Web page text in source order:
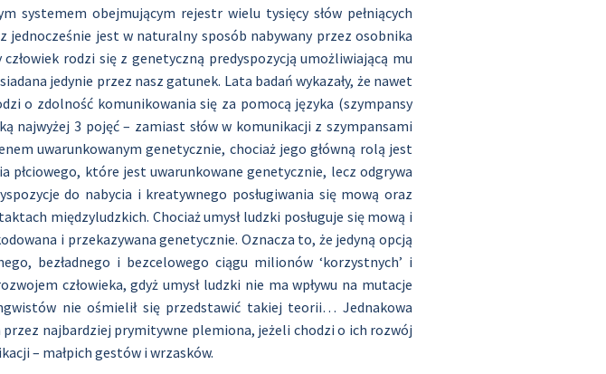
systemem obejmującym rejestr wielu tysięcy słów pełniących
jest w naturalny sposób nabywany przez osobnika
rodzi się z genetyczną predyspozycją umożliwiającą mu
jedynie przez nasz gatunek. Lata badań wykazały, że nawet
o zdolność komunikowania się za pomocą języka (szympansy
3 pojęć – zamiast słów w komunikacji z szympansami
uwarunkowanym genetycznie, chociaż jego główną rolą jest
płciowego, które jest uwarunkowane genetycznie, lecz odgrywa
do nabycia i kreatywnego posługiwania się mową oraz
międzyludzkich. Chociaż umysł ludzki posługuje się mową i
i przekazywana genetycznie. Oznacza to, że jedyną opcją
bezładnego i bezcelowego ciągu milionów ‘korzystnych’ i
człowieka, gdyż umysł ludzki nie ma wpływu na mutacje
nie ośmielił się przedstawić takiej teorii… Jednakowa
przez najbardziej prymitywne plemiona, jeżeli chodzi o ich rozwój
– małpich gestów i wrzasków.